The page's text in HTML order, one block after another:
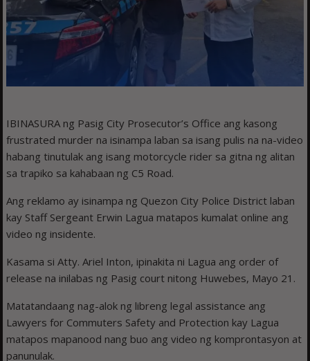
IBINASURA ng Pasig City Prosecutor’s Office ang kasong
frustrated murder na isinampa laban sa isang pulis na na-video
habang tinutulak ang isang motorcycle rider sa gitna ng alitan
sa trapiko sa kahabaan ng C5 Road.
Ang reklamo ay isinampa ng Quezon City Police District laban
kay Staff Sergeant Erwin Lagua matapos kumalat online ang
video ng insidente.
Kasama si Atty. Ariel Inton, ipinakita ni Lagua ang order of
release na inilabas ng Pasig court nitong Huwebes, Mayo 21.
Matatandaang nag-alok ng libreng legal assistance ang
Lawyers for Commuters Safety and Protection kay Lagua
matapos mapanood nang buo ang video ng komprontasyon at
panunulak.